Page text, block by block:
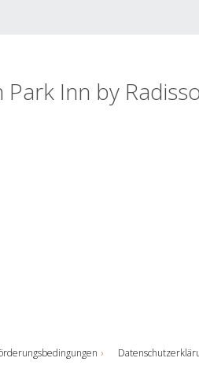
Inn by